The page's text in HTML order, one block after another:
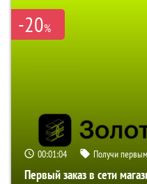
-20%
00:01:03 Получи
Первый заказ в сети